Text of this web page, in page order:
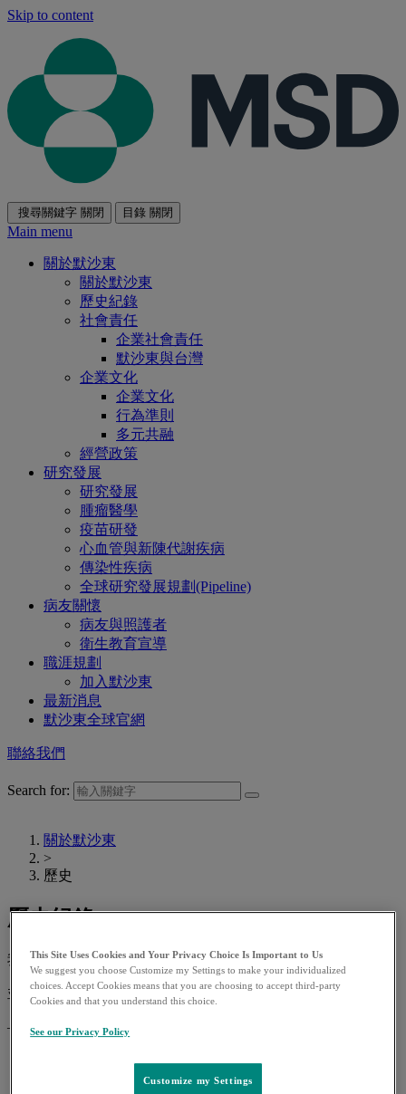
Skip to content
搜尋關鍵字 關閉 目錄 關閉
Main menu
關於默沙東
關於默沙東
歷史紀錄
社會責任
企業社會責任
默沙東與台灣
企業文化
企業文化
行為準則
多元共融
經營政策
研究發展
研究發展
腫瘤醫學
疫苗研發
心血管與新陳代謝疾病
傳染性疾病
全球研究發展規劃(Pipeline)
病友關懷
病友與照護者
衛生教育宣導
職涯規劃
加入默沙東
最新消息
默沙東全球官網
聯絡我們
Search for:
關於默沙東
>
歷史
歷史紀錄
我們時刻銘記藥品是因人類的福祉而生，
並非為了獲取利潤而進行製造
– 默沙東第一任總裁 George Merck
過去、現在及未來
This Site Uses Cookies and Your Privacy Choice Is Important to Us
We suggest you choose Customize my Settings to make your individualized
choices. Accept Cookies means that you are choosing to accept third-party
Cookies and that you understand this choice.
See our Privacy Policy
Customize my Settings